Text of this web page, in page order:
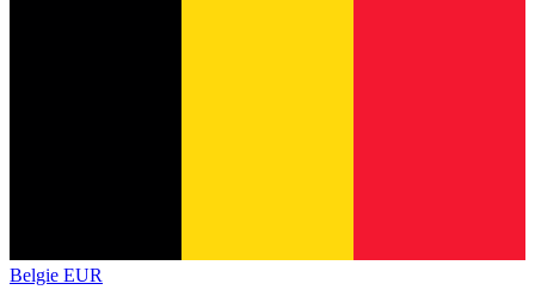
Belgie EUR